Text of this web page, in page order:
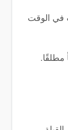
في الوقت
مطلقًا.